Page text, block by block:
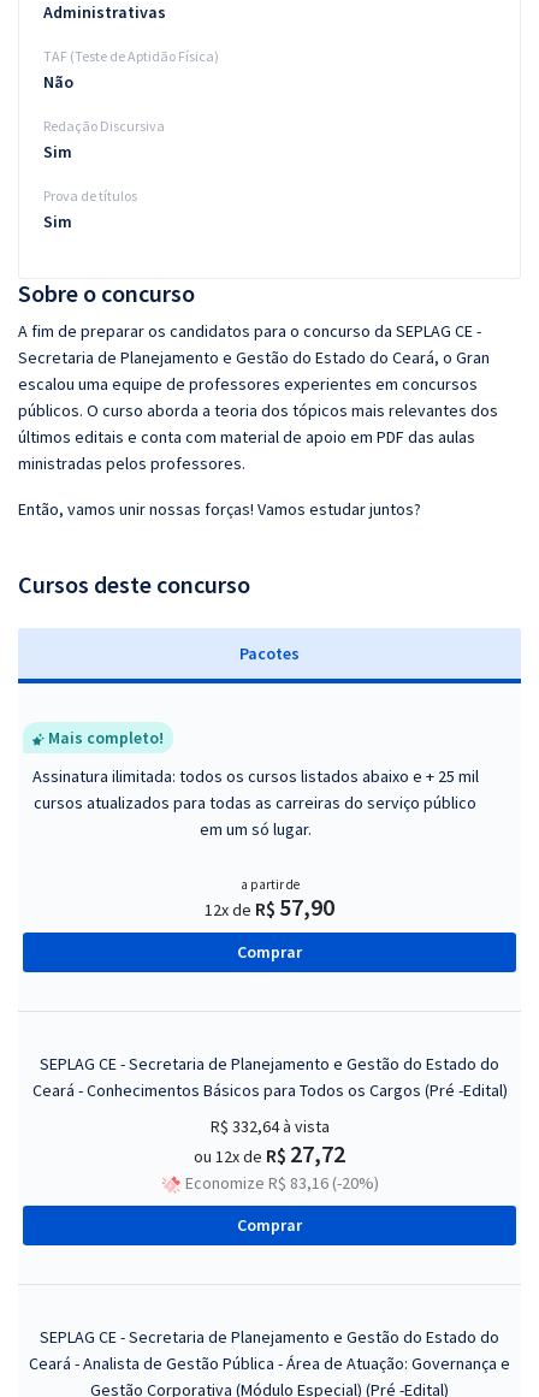
Sobre o concurso
A fim de preparar os candidatos para o concurso da SEPLAG CE -
Secretaria de Planejamento e Gestão do Estado do Ceará, o Gran
escalou uma equipe de professores experientes em concursos
públicos. O curso aborda a teoria dos tópicos mais relevantes dos
últimos editais e conta com material de apoio em PDF das aulas
ministradas pelos professores.
Então, vamos unir nossas forças! Vamos estudar juntos?
Cursos deste concurso
Pacotes
Mais completo!
Assinatura ilimitada: todos os cursos listados abaixo e + 25 mil
cursos atualizados para todas as carreiras do serviço público
em um só lugar.
a partir de
12x de R$ 57,90
Comprar
SEPLAG CE - Secretaria de Planejamento e Gestão do Estado do
Ceará - Conhecimentos Básicos para Todos os Cargos (Pré -Edital)
R$ 332,64à vista
ou 12x de R$ 27,72
Economize R$ 83,16 (-20%)
Comprar
SEPLAG CE - Secretaria de Planejamento e Gestão do Estado do
Ceará - Analista de Gestão Pública - Área de Atuação: Governança e
Gestão Corporativa (Módulo Especial) (Pré -Edital)
Administrativas
TAF (Teste de Aptidão Física)
Não
Redação Discursiva
Sim
Prova de títulos
Sim